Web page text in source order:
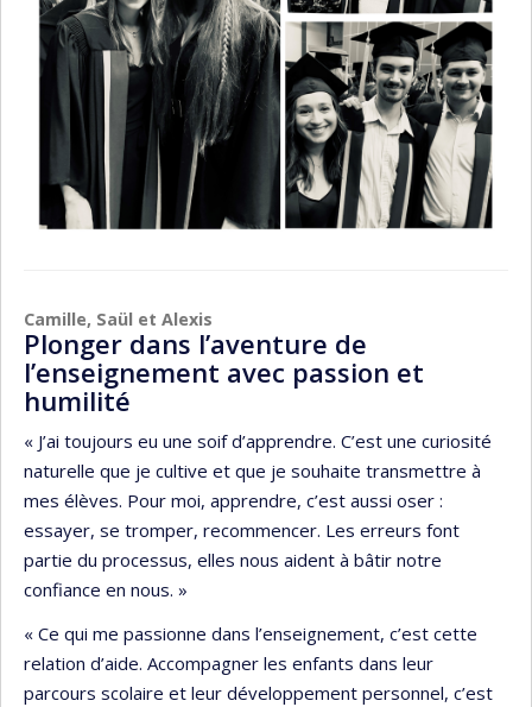
Camille, Saül et Alexis
Plonger dans l’aventure de
l’enseignement avec passion et
humilité
« J’ai toujours eu une soif d’apprendre. C’est une curiosité
naturelle que je cultive et que je souhaite transmettre à
mes élèves. Pour moi, apprendre, c’est aussi oser :
essayer, se tromper, recommencer. Les erreurs font
partie du processus, elles nous aident à bâtir notre
confiance en nous. »
« Ce qui me passionne dans l’enseignement, c’est cette
relation d’aide. Accompagner les enfants dans leur
parcours scolaire et leur développement personnel, c’est